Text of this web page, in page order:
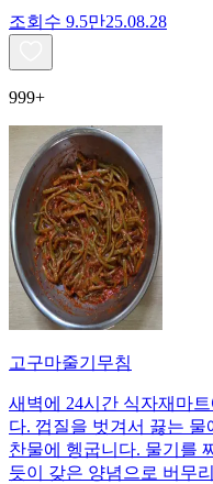
조회수 9.5만25.08.28
999+
고구마줄기무침
새벽에 24시간 식자재마
다. 껍질을 벗겨서 끓는
찬물에 헹굽니다. 물기를
듯이 갖은 양념으로 버무